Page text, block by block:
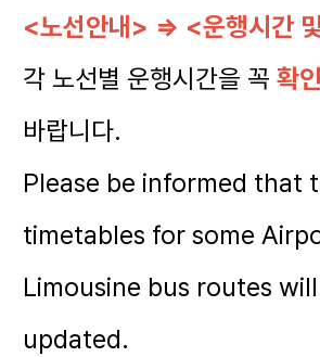
<노선안내> ⇒ <운행시간
각 노선별 운행시간을 꼭 확인
바랍니다.
Please be informed that
timetables for some
Limousine bus routes
updated.